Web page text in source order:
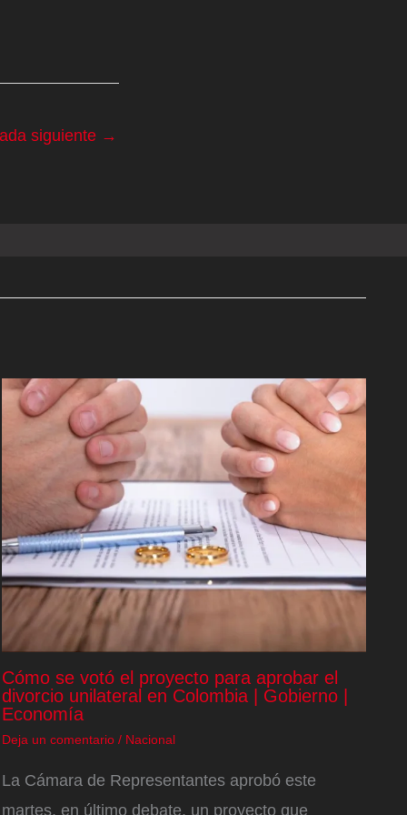
siguiente →
Cómo se votó el proyecto para aprobar el
divorcio unilateral en Colombia | Gobierno |
Economía
Deja un comentario / Nacional
La Cámara de Representantes aprobó este
martes, en último debate, un proyecto que